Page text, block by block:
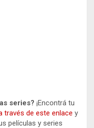
series? ¡Encontrá tu
través de este enlace y
películas y series